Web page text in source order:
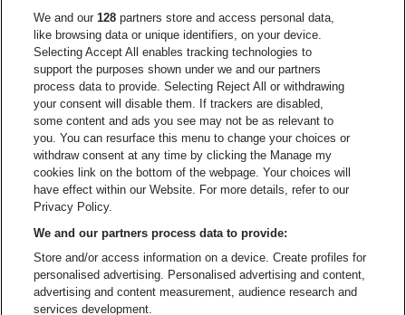
Ga naar de website van Het logo van
Ga naar de
Ga naar de website van Croky
Ga naar de website van
Ga naar de website van Le Soir
Ga naar de
Ga naar de website van
Vorst Nationaal is een deel van be•at
Vorst Nationaal
Victor Rousseaulaan 208, 1190 Vorst
Be-At Venues
Schijnpoortweg 119, 2170 Antwerpen
BTW (BE) 0461.051.688 - RPR Antwerpen
BNP Paribas Fortis - IBAN: BE93 2200 4925 0067 - BIC:
We and our128 partners store and access personal data,
like browsing data or unique identifiers, on your device.
Selecting Accept All enables tracking technologies to
support the purposes shown under we and our partners
process data to provide. Selecting Reject All or withdrawing
your consent will disable them. If trackers are disabled,
some content and ads you see may not be as relevant to
you. You can resurface this menu to change your choices or
withdraw consent at any time by clicking the Manage my
cookies link on the bottom of the webpage. Your choices will
have effect within our Website. For more details, refer to our
Privacy Policy.
We and our partners process data to provide:
Store and/or access information on a device. Create profiles for
personalised advertising. Personalised advertising and content,
advertising and content measurement, audience research and
services development.